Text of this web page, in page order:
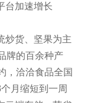
炒货、坚果为主
牌的百余种产
，洽洽食品全国
月缩短到一周